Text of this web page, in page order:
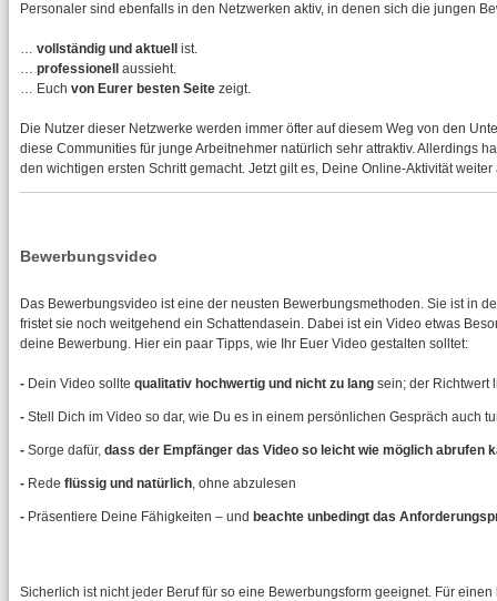
Personaler sind ebenfalls in den Netzwerken aktiv, in denen sich die jungen
… vollständig und aktuell
ist.
… professionell
aussieht.
… Euch von Eurer besten Seite zeigt.
Die Nutzer dieser Netzwerke werden immer öfter auf diesem Weg von den
diese Communities für junge Arbeitnehmer natürlich sehr attraktiv. Allerdings
den wichtigen ersten Schritt gemacht. Jetzt gilt es, Deine Online-Aktivität
Bewerbungsvideo
Das Bewerbungsvideo ist eine der neusten Bewerbungsmethoden. Sie ist in
fristet sie noch weitgehend ein Schattendasein. Dabei ist ein Video etwas
deine Bewerbung. Hier ein paar Tipps, wie Ihr Euer Video gestalten solltet:
- Dein Video sollte qualitativ hochwertig und nicht zu lang sein; der Richtwert
- Stell Dich im Video so dar, wie Du es in einem persönlichen Gespräch auch
- Sorge dafür, dass der Empfänger das Video so leicht wie möglich abrufen
- Rede flüssig und natürlich, ohne abzulesen
- Präsentiere Deine Fähigkeiten – und beachte unbedingt das
Sicherlich ist nicht jeder Beruf für so eine Bewerbungsform geeignet. Für